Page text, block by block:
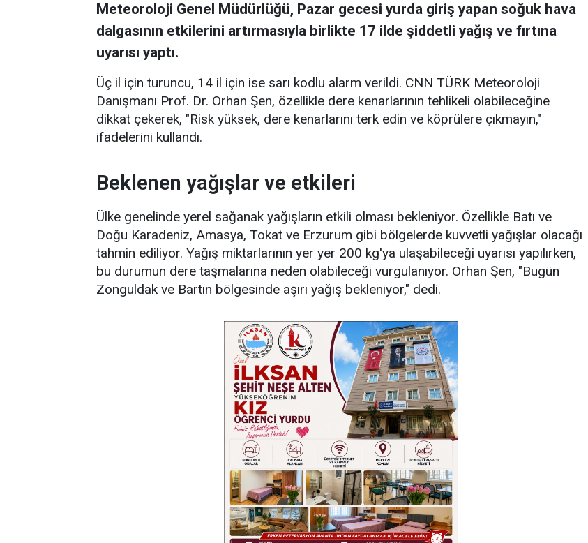
Meteoroloji Genel Müdürlüğü, Pazar gecesi yurda giriş yapan soğuk hava
dalgasının etkilerini artırmasıyla birlikte 17 ilde şiddetli yağış ve fırtına
uyarısı yaptı.
Üç il için turuncu, 14 il için ise sarı kodlu alarm verildi. CNN TÜRK Meteoroloji
Danışmanı Prof. Dr. Orhan Şen, özellikle dere kenarlarının tehlikeli olabileceğine
dikkat çekerek, "Risk yüksek, dere kenarlarını terk edin ve köprülere çıkmayın,"
ifadelerini kullandı.
Beklenen yağışlar ve etkileri
Ülke genelinde yerel sağanak yağışların etkili olması bekleniyor. Özellikle Batı ve
Doğu Karadeniz, Amasya, Tokat ve Erzurum gibi bölgelerde kuvvetli yağışlar olacağı
tahmin ediliyor. Yağış miktarlarının yer yer 200 kg'ya ulaşabileceği uyarısı yapılırken,
bu durumun dere taşmalarına neden olabileceği vurgulanıyor. Orhan Şen, "Bugün
Zonguldak ve Bartın bölgesinde aşırı yağış bekleniyor," dedi.